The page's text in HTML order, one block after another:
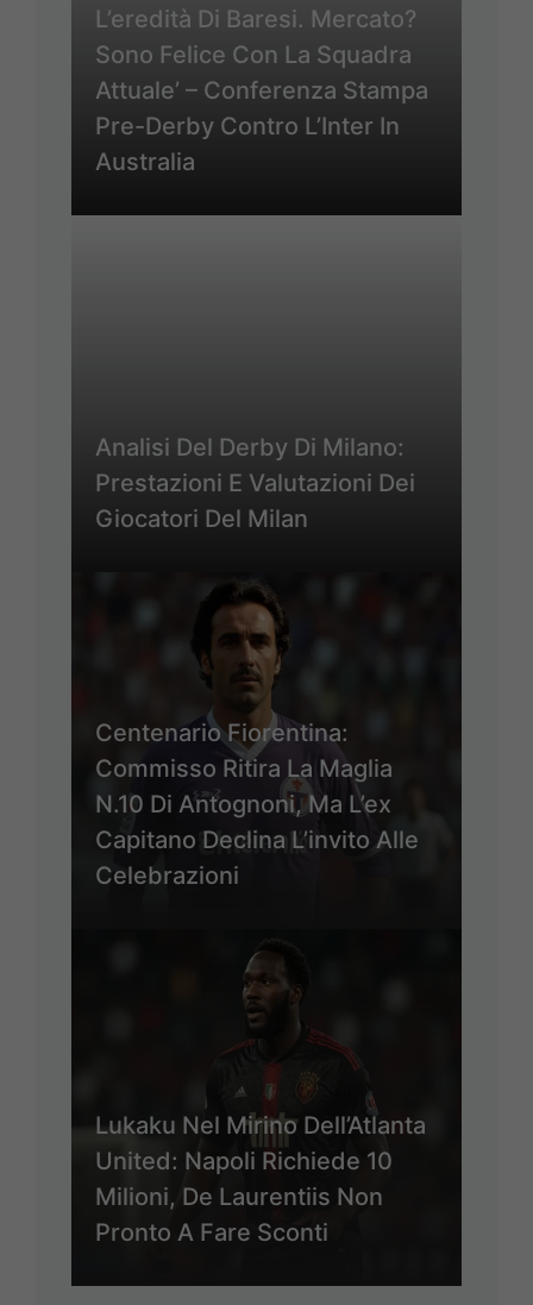
L’eredità Di Baresi. Mercato?
Sono Felice Con La Squadra
Attuale’ – Conferenza Stampa
Pre-Derby Contro L’Inter In
Australia
Analisi Del Derby Di Milano:
Prestazioni E Valutazioni Dei
Giocatori Del Milan
Centenario Fiorentina:
Commisso Ritira La Maglia
N.10 Di Antognoni, Ma L’ex
Capitano Declina L’invito Alle
Celebrazioni
Lukaku Nel Mirino Dell’Atlanta
United: Napoli Richiede 10
Milioni, De Laurentiis Non
Pronto A Fare Sconti